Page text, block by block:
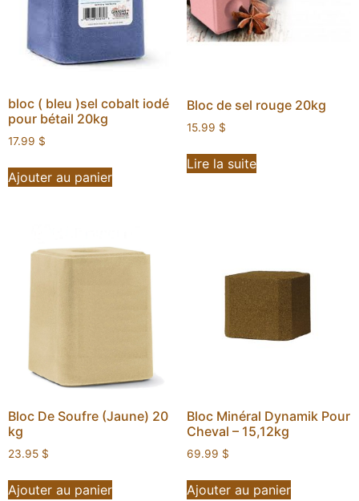
bloc ( bleu )sel cobalt iodé
pour bétail 20kg
17.99 $
Ajouter au panier
Bloc de sel rouge 20kg
15.99 $
Lire la suite
Bloc De Soufre (Jaune) 20
kg
23.95 $
Ajouter au panier
Bloc Minéral Dynamik Pour
Cheval – 15,12kg
69.99 $
Ajouter au panier